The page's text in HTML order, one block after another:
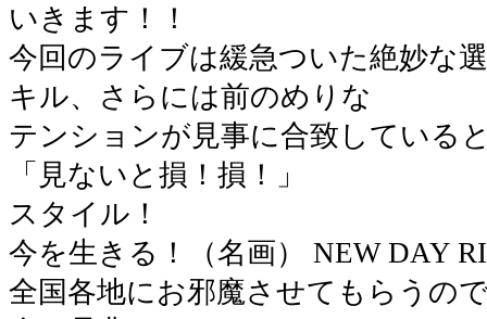
いきます！！
今回のライブは緩急ついた絶妙な
キル、さらには前のめりな
テンションが見事に合致している
「見ないと損！損！」
スタイル！
今を生きる！（名画） NEW DAY
全国各地にお邪魔させてもらうの